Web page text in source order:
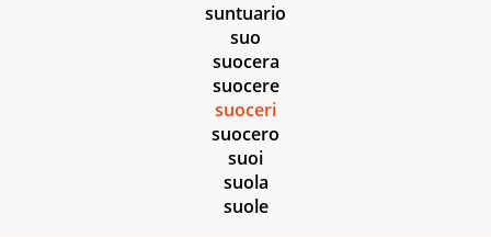
suntuario
suo
suocera
suocere
suoceri
suocero
suoi
suola
suole